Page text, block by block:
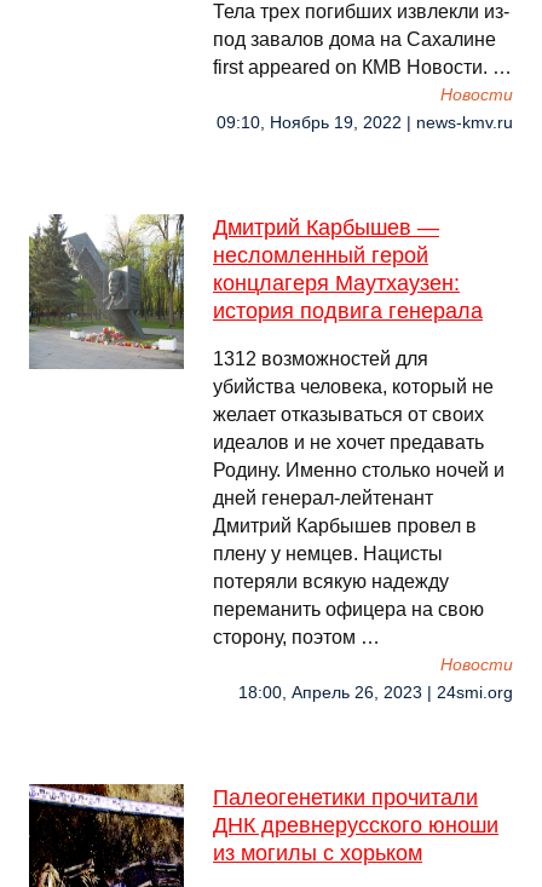
Тела трех погибших извлекли из-
под завалов дома на Сахалине
first appeared on КМВ Новости. …
Новости
09:10, Ноябрь 19, 2022 | news-kmv.ru
Дмитрий Карбышев —
несломленный герой
концлагеря Маутхаузен:
история подвига генерала
1312 возможностей для
убийства человека, который не
желает отказываться от своих
идеалов и не хочет предавать
Родину. Именно столько ночей и
дней генерал-лейтенант
Дмитрий Карбышев провел в
плену у немцев. Нацисты
потеряли всякую надежду
переманить офицера на свою
сторону, поэтом …
Новости
18:00, Апрель 26, 2023 | 24smi.org
Палеогенетики прочитали
ДНК древнерусского юноши
из могилы с хорьком